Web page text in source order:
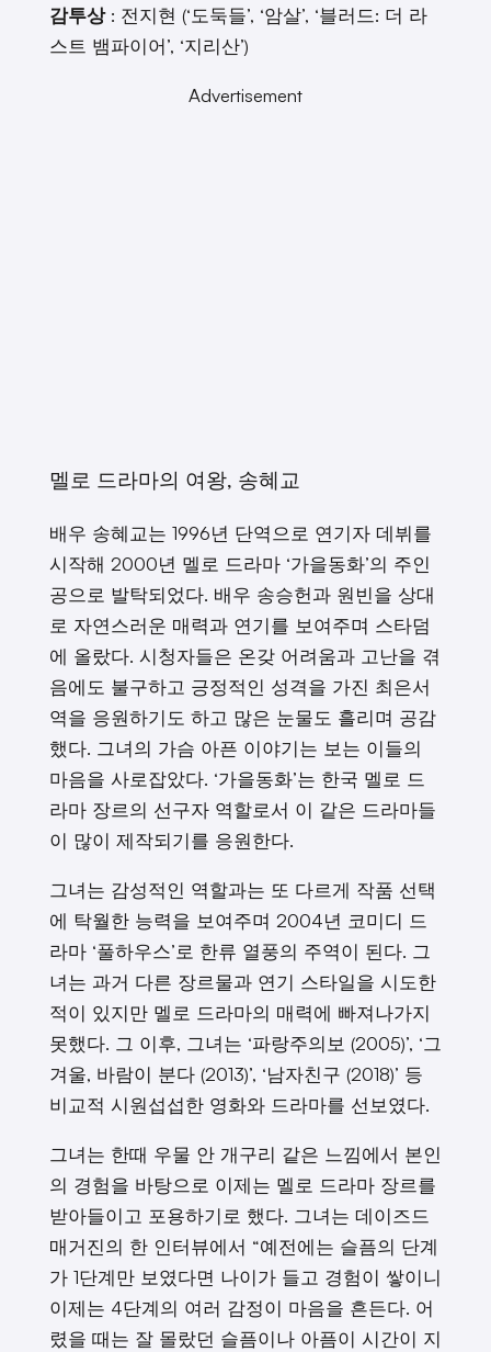
감투상: 전지현 (‘도둑들’, ‘암살’, ‘블러드: 더 라
스트 뱀파이어’, ‘지리산’)
Advertisement
멜로 드라마의 여왕, 송혜교
배우 송혜교는 1996년 단역으로 연기자 데뷔를
시작해 2000년 멜로 드라마 ‘가을동화’의 주인
공으로 발탁되었다. 배우 송승헌과 원빈을 상대
로 자연스러운 매력과 연기를 보여주며 스타덤
에 올랐다. 시청자들은 온갖 어려움과 고난을 겪
음에도 불구하고 긍정적인 성격을 가진 최은서
역을 응원하기도 하고 많은 눈물도 흘리며 공감
했다. 그녀의 가슴 아픈 이야기는 보는 이들의
마음을 사로잡았다. ‘가을동화’는 한국 멜로 드
라마 장르의 선구자 역할로서 이 같은 드라마들
이 많이 제작되기를 응원한다.
그녀는 감성적인 역할과는 또 다르게 작품 선택
에 탁월한 능력을 보여주며 2004년 코미디 드
라마 ‘풀하우스’로 한류 열풍의 주역이 된다. 그
녀는 과거 다른 장르물과 연기 스타일을 시도한
적이 있지만 멜로 드라마의 매력에 빠져나가지
못했다. 그 이후, 그녀는 ‘파랑주의보 (2005)’, ‘그
겨울, 바람이 분다 (2013)’, ‘남자친구 (2018)’ 등
비교적 시원섭섭한 영화와 드라마를 선보였다.
그녀는 한때 우물 안 개구리 같은 느낌에서 본인
의 경험을 바탕으로 이제는 멜로 드라마 장르를
받아들이고 포용하기로 했다. 그녀는 데이즈드
매거진의 한 인터뷰에서 “예전에는 슬픔의 단계
가 1단계만 보였다면 나이가 들고 경험이 쌓이니
이제는 4단계의 여러 감정이 마음을 흔든다. 어
렸을 때는 잘 몰랐던 슬픔이나 아픔이 시간이 지